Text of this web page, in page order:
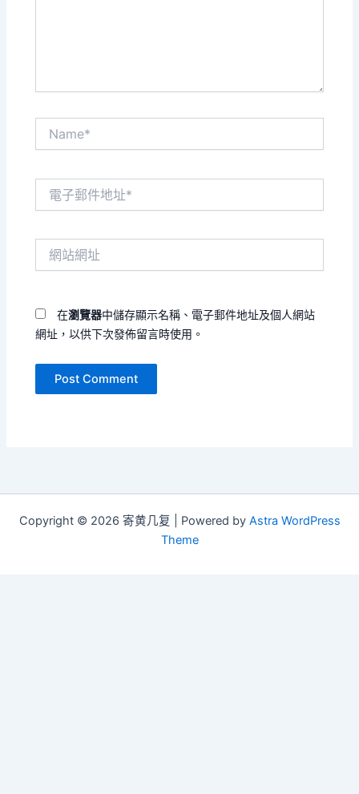
在瀏覽器中儲存顯示名稱、電子郵件地址及個人網站
網址，以供下次發佈留言時使用。
Copyright © 2026 寄黄几复 | Powered by Astra WordPress
Theme